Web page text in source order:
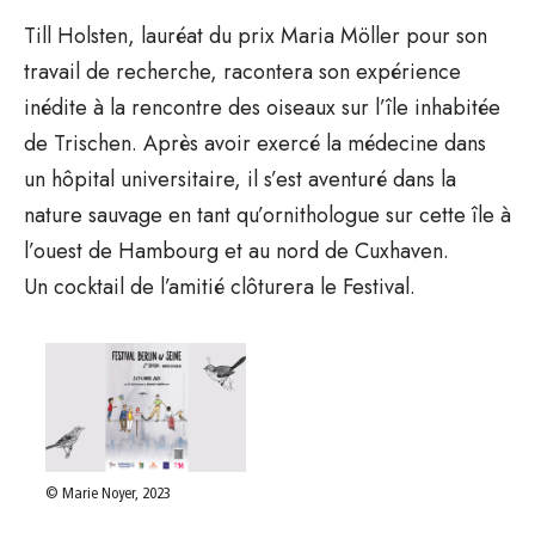
Till Holsten, lauréat du prix Maria Möller pour son
travail de recherche, racontera son expérience
inédite à la rencontre des oiseaux sur l’île inhabitée
de Trischen. Après avoir exercé la médecine dans
un hôpital universitaire, il s’est aventuré dans la
nature sauvage en tant qu’ornithologue sur cette île à
l’ouest de Hambourg et au nord de Cuxhaven.
Un cocktail de l’amitié clôturera le Festival.
© Marie Noyer, 2023